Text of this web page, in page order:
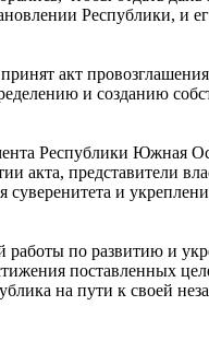
Республики, и
акт провозглашения
и созданию
Республики Южная
акта, представители
и
работы по развитию и
поставленных
на пути к своей